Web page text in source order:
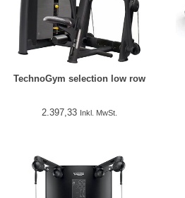
TechnoGym selection low row
2.397,33 Inkl. MwSt.